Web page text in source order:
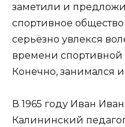
заметили и
спортивное
серьёзно увлекся
времени спортивной
Конечно, занимался
В 1965 году Иван
Калининский